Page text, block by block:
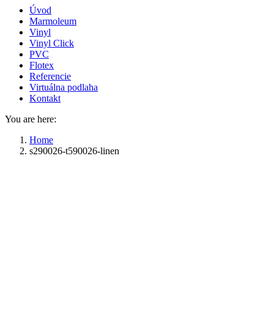
Úvod
Marmoleum
Vinyl
Vinyl Click
PVC
Flotex
Referencie
Virtuálna podlaha
Kontakt
You are here:
Home
s290026-t590026-linen